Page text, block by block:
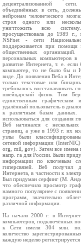
децентрализованной
объединённых в сеть,
нейронам человеческого
строя одного или
уничтожить всю
просуществовала до 1989 г.,
NSFnet - сети
поддерживается при помощи
общественных
персональных компьютеров
развитие Интернета, т. е.
компьютер, то не было бы и
виде. До появления Веба в
только текстовые или
требовалось восстанавливать
швейцарский физик Тим
единственным графическим
удалённый пользователь в
к различным базам
использоваться для создания
Веб начинался с
страниц, а уже в 1993 г. их
узлы были
сетевой информации
org, mil, gov). Затем все имена
напр. га для России. Были
информации по ключевым
гиперсвязей. Веб получил
Интернета, в частности к
Был придуман серфинг (М.
что обеспечило просмотр
намного популярнее с
программ, значительно
различной информации.
На начало 2000 г. в
компьютеров, подключённых
к Сети имели 304 млн.
количество
каждую неделю